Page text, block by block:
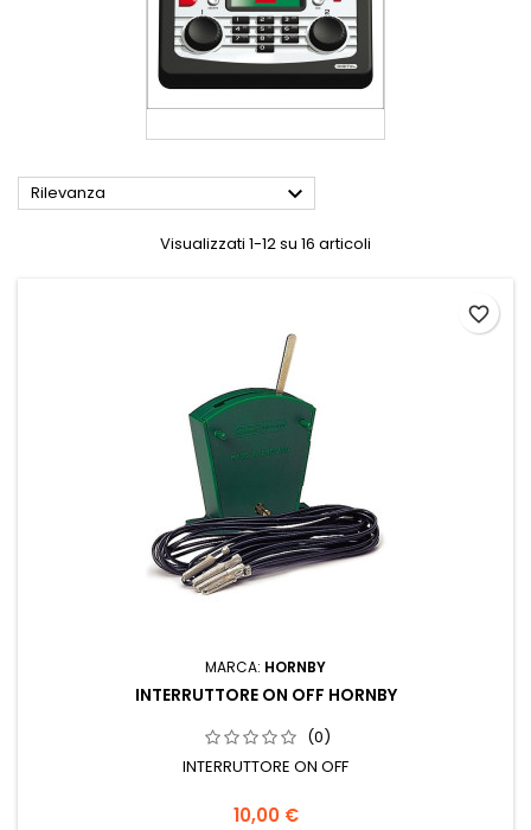
Rilevanza 
Visualizzati 1-12 su 16 articoli
MARCA: HORNBY
INTERRUTTORE ON OFF HORNBY
(0)
INTERRUTTORE ON OFF
10,00 €
favorite_border